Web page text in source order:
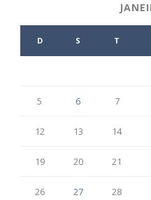
D S T
5 6 7
12 13 14
19 20 21
26 27 28